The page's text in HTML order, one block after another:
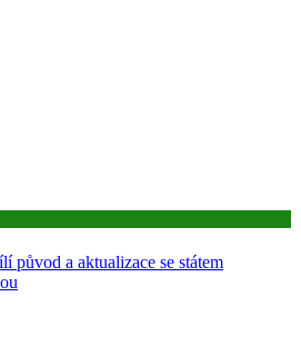
původ a aktualizace se státem